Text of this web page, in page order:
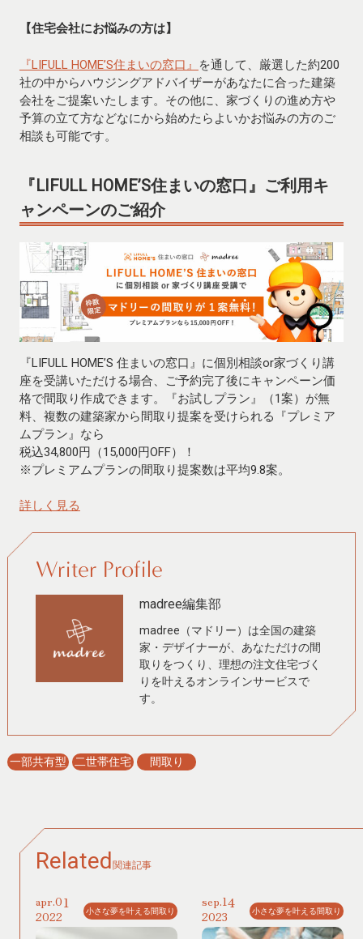
【住宅会社にお悩みの方は】
『LIFULL HOME’S住まいの窓口』
を通して、厳選した約200
社の中からハウジングアドバイザーがあなたに合った建築
会社をご提案いたします。その他に、家づくりの進め方や
予算の立て方などなにから始めたらよいかお悩みの方のご
相談も可能です。
『LIFULL HOME’S住まいの窓口』 ご利用キ
ャンペーンのご紹介
『LIFULL HOME’S 住まいの窓口』に個別相談or家づくり講
座を受講いただける場合、ご予約完了後にキャンペーン価
格で間取り作成できます。『お試しプラン』（1案）が無
料、複数の建築家から間取り提案を受けられる『プレミア
ムプラン』なら
税込34,800円（15,000円OFF）！
※プレミアムプランの間取り提案数は平均9.8案。
詳しく見る
Writer Profile
madree編集部
madree（マドリー）は全国の建築
家・デザイナーが、あなただけの間
取りをつくり、理想の注文住宅づく
りを叶えるオンラインサービスで
す。
一部共有型 二世帯住宅 間取り
Related 関連記事
apr. 01
2022 小さな夢を叶える間取り
sep. 14
2023 小さな夢を叶える間取り